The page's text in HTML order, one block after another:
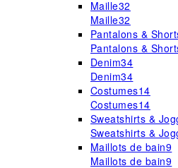
Maille32
Maille32
Pantalons &
Pantalons &
Denim34
Denim34
Costumes14
Costumes14
Sweatshirts &
Sweatshirts &
Maillots de bain9
Maillots de bain9